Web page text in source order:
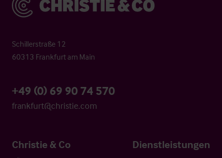
Schillerstraße 12
60313 Frankfurt am Main
+49 (0) 69 90 74 570
frankfurt@christie.com
Christie & Co Dienstleistungen